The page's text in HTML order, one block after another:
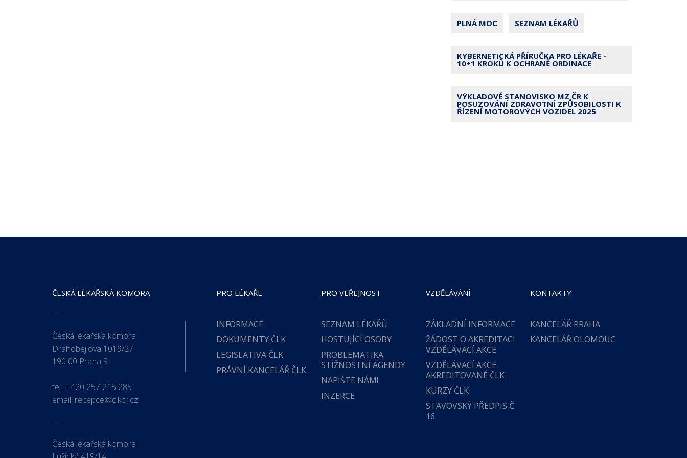
PLNÁ MOC SEZNAM LÉKAŘŮ
KYBERNETICKÁ PŘÍRUČKA PRO LÉKAŘE -
10+1 KROKŮ K OCHRANĚ ORDINACE
VÝKLADOVÉ STANOVISKO MZ ČR K
POSUZOVÁNÍ ZDRAVOTNÍ ZPŮSOBILOSTI K
ŘÍZENÍ MOTOROVÝCH VOZIDEL 2025
ČESKÁ LÉKAŘSKÁ KOMORA
Česká lékařská komora
Drahobejlova 1019/27
190 00 Praha 9
tel.: +420 257 215 285
email: recepce@clkcr.cz
Česká lékařská komora
PRO LÉKAŘE
INFORMACE
DOKUMENTY ČLK
LEGISLATIVA ČLK
PRÁVNÍ KANCELÁŘ ČLK
PRO VEŘEJNOST
SEZNAM LÉKAŘŮ
HOSTUJÍCÍ OSOBY
PROBLEMATIKA
STÍŽNOSTNÍ AGENDY
NAPIŠTE NÁM!
INZERCE
VZDĚLÁVÁNÍ
ZÁKLADNÍ INFORMACE
ŽÁDOST O AKREDITACI
VZDĚLÁVACÍ AKCE
VZDĚLÁVACÍ AKCE
AKREDITOVANÉ ČLK
KURZY ČLK
STAVOVSKÝ PŘEDPIS Č.
16
KONTAKTY
KANCELÁŘ PRAHA
KANCELÁŘ OLOMOUC